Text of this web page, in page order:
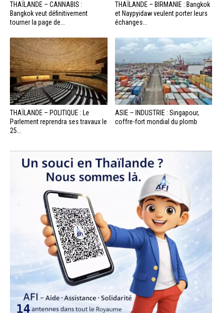
THAÏLANDE – CANNABIS :
Bangkok veut définitivement
tourner la page de...
THAÏLANDE – BIRMANIE : Bangkok
et Naypyidaw veulent porter leurs
échanges...
THAÏLANDE – POLITIQUE : Le
Parlement reprendra ses travaux le
25...
ASIE – INDUSTRIE : Singapour,
coffre-fort mondial du plomb